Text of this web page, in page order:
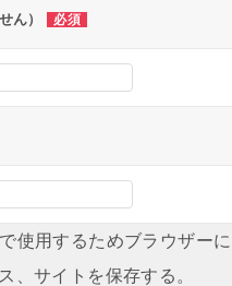
ん） 必須
使用するためブラウザー
、サイトを保存する。